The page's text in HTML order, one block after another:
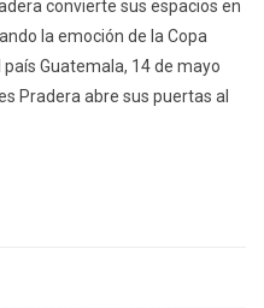
convierte sus espacios en
la emoción de la Copa
Guatemala, 14 de mayo
Pradera abre sus puertas al